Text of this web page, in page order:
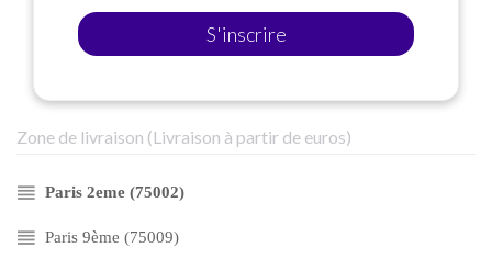
S'inscrire
Zone de livraison (Livraison à partir de euros)
Paris 2eme (75002)
Paris 9ème (75009)